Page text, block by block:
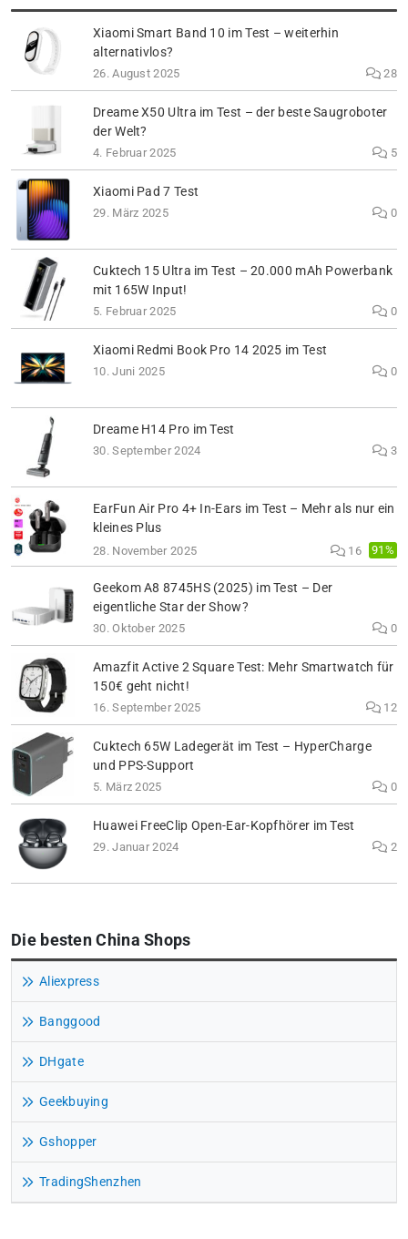
Xiaomi Smart Band 10 im Test – weiterhin
alternativlos?
26. August 2025 28
Dreame X50 Ultra im Test – der beste Saugroboter
der Welt?
4. Februar 2025 5
Xiaomi Pad 7 Test
29. März 2025 0
Cuktech 15 Ultra im Test – 20.000 mAh Powerbank
mit 165W Input!
5. Februar 2025 0
Xiaomi Redmi Book Pro 14 2025 im Test
10. Juni 2025 0
Dreame H14 Pro im Test
30. September 2024 3
EarFun Air Pro 4+ In-Ears im Test – Mehr als nur ein
kleines Plus
28. November 2025 16 91%
Geekom A8 8745HS (2025) im Test – Der
eigentliche Star der Show?
30. Oktober 2025 0
Amazfit Active 2 Square Test: Mehr Smartwatch für
150€ geht nicht!
16. September 2025 12
Cuktech 65W Ladegerät im Test – HyperCharge
und PPS-Support
5. März 2025 0
Huawei FreeClip Open-Ear-Kopfhörer im Test
29. Januar 2024 2
Die besten China Shops
Aliexpress
Banggood
DHgate
Geekbuying
Gshopper
TradingShenzhen